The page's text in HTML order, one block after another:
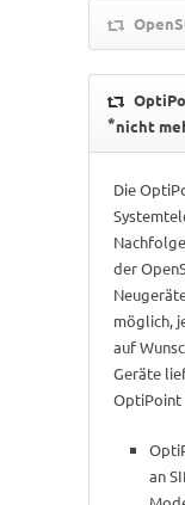
*nicht
Die
der
möglich,
auf
Geräte
OptiPoint
an